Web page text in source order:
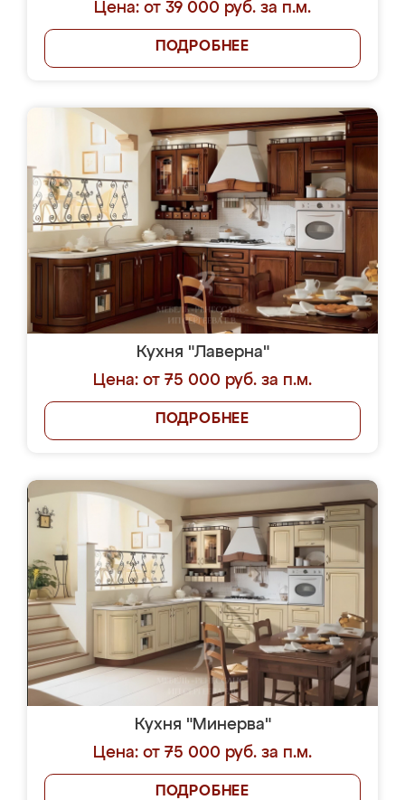
Цена: от 39 000 руб. за п.м.
ПОДРОБНЕЕ
Кухня "Лаверна"
Цена: от 75 000 руб. за п.м.
ПОДРОБНЕЕ
Кухня "Минерва"
Цена: от 75 000 руб. за п.м.
ПОДРОБНЕЕ